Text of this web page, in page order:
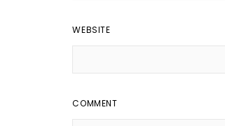
WEBSITE
COMMENT